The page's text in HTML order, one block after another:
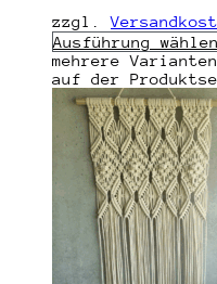
zzgl.
Ausführung wählen
mehrere
auf der